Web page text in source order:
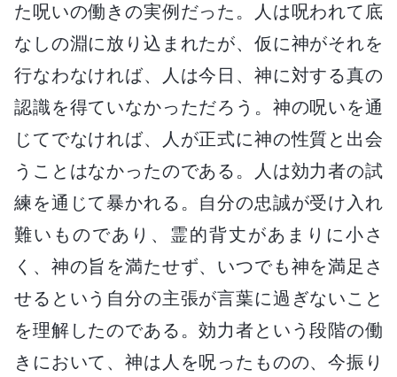
た呪いの働きの実例だった。人は呪われて底
なしの淵に放り込まれたが、仮に神がそれを
行なわなければ、人は今日、神に対する真の
認識を得ていなかっただろう。神の呪いを通
じてでなければ、人が正式に神の性質と出会
うことはなかったのである。人は効力者の試
練を通じて暴かれる。自分の忠誠が受け入れ
難いものであり、霊的背丈があまりに小さ
く、神の旨を満たせず、いつでも神を満足さ
せるという自分の主張が言葉に過ぎないこと
を理解したのである。効力者という段階の働
きにおいて、神は人を呪ったものの、今振り